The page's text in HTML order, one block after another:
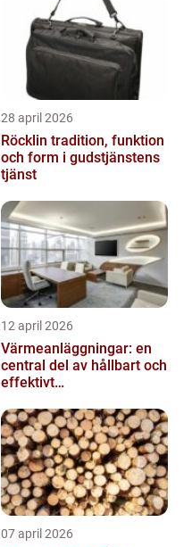
28 april 2026
Röcklin tradition, funktion
och form i gudstjänstens
tjänst
12 april 2026
Värmeanläggningar: en
central del av hållbart och
effektivt
07 april 2026